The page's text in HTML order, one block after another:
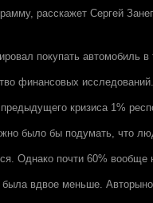
расскажет Сергей
покупать автомобиль
финансовых
кризиса 1%
было бы подумать, что
Однако почти 60%
вдвое меньше.